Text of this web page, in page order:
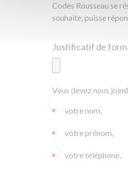
Codes Rousseau se
souhaite, puisse
||0.00 Ko
Vous devez nous
votre nom,
votre prénom,
votre téléphone,